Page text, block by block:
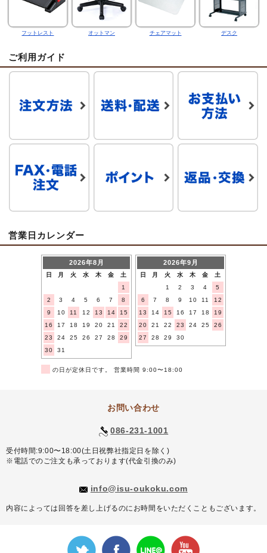
フットレスト オットマン チェアマット デスク
ご利用ガイド
営業日カレンダー
2026年8月
日 月 火 水 木 金
土
1
2
3 4 5 6 7
8
9
10 11 12 13 14
15
16
17 18 19 20 21
22
23
24 25 26 27 28
29
30
31
2026年9月
日 月 火 水 木 金
土
1
2 3 4
5
6
7 8 9 10 11
12
13
14 15 16 17 18
19
20
21 22 23 24 25
26
27
28 29 30
の日が定休日です。 営業時間 9:00〜18:00
お問い合わせ
086-231-1001
受付時間:9:00〜18:00(土日祝弊社指定日を除く)
※電話でのご注文も承っております(代金引換のみ)
info@isu-oukoku.com
内容によっては回答を差し上げるのにお時間をいただくこともございます。